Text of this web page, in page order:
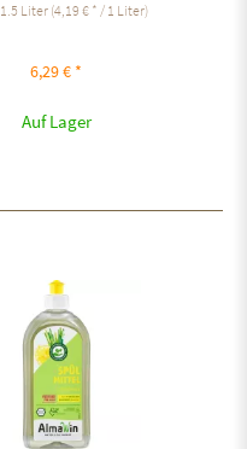
1.5 Liter (4,19 € * / 1 Liter)
6,29 € *
Auf Lager